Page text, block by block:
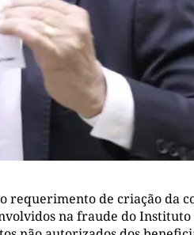
requerimento de criação da
na fraude do Instituto